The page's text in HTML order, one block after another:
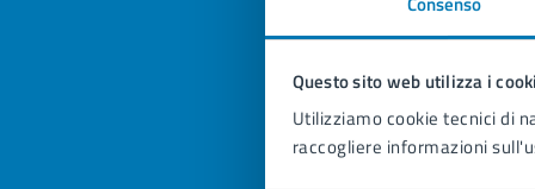
Questo sito web utilizza i
Utilizziamo cookie tecnici di
raccogliere informazioni